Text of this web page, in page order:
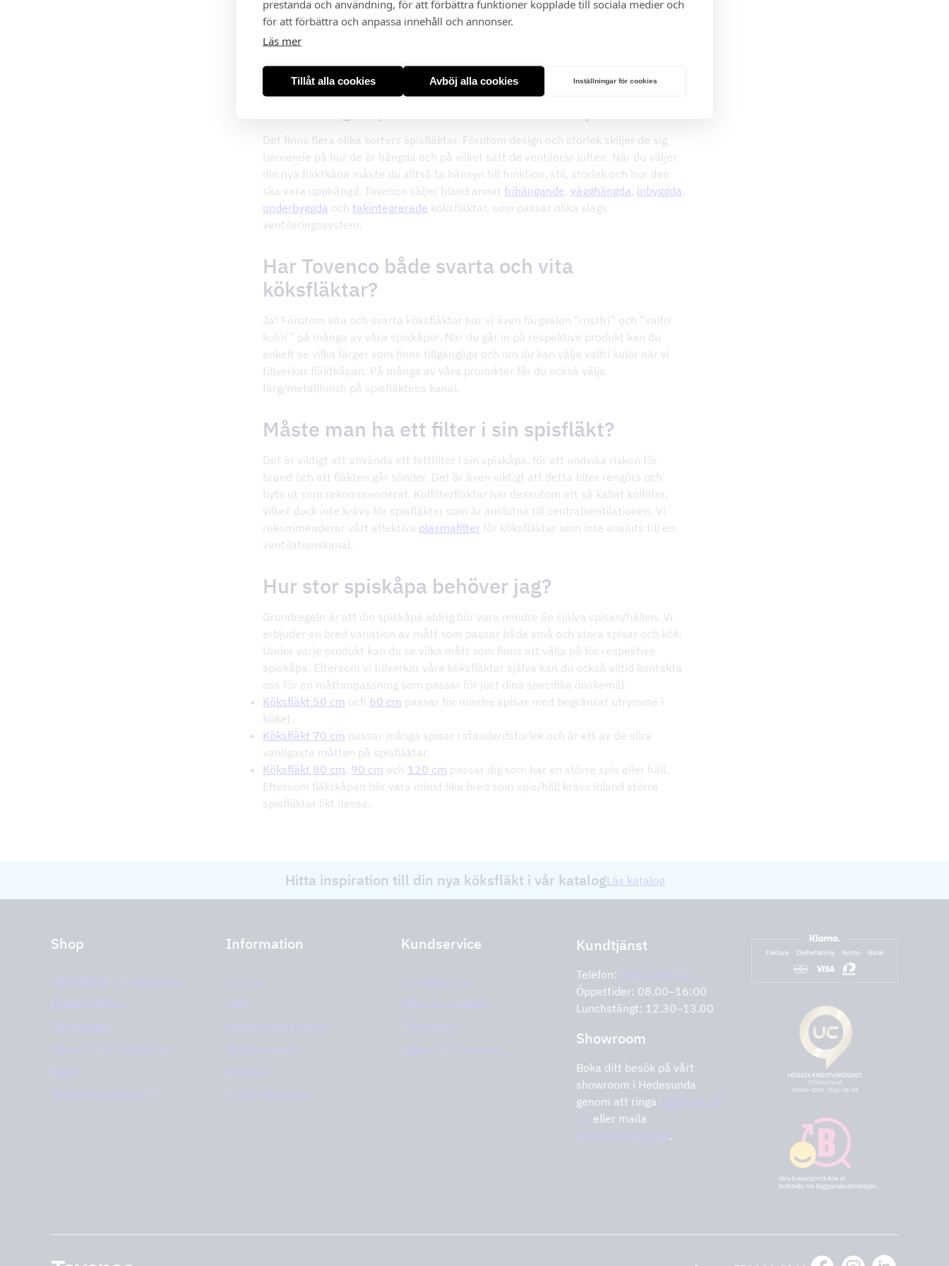
prestanda och användning, för att förbättra funktioner kopplade till sociala medier och
för att förbättra och anpassa innehåll och annonser.
Läs mer
Tillåt alla cookies Avböj alla cookies Inställningar för cookies
1 … 3 4
Det finns flera olika sorters spisfläktar. Förutom design och storlek skiljer de sig
beroende på hur de är hängda och på vilket sätt de ventilerar luften. När du väljer
din nya fläktkåpa måste du alltså ta hänsyn till funktion, stil, storlek och hur den
ska vara upphängd. Tovenco säljer bland annat frihängande, vägghängda , inbyggda ,
underbyggda och takintegrerade köksfläktar, som passar olika slags
ventileringssystem.
Har Tovenco både svarta och vita
köksfläktar?
Ja! Förutom vita och svarta köksfläktar har vi även färgvalen ”rostfri” och ”valfri
kulör” på många av våra spiskåpor. När du går in på respektive produkt kan du
enkelt se vilka färger som finns tillgängliga och om du kan välja valfri kulör när vi
tillverkar fläktkåpan. På många av våra produkter får du också välja
färg/metallfinish på spisfläktens kanal.
Måste man ha ett filter i sin spisfläkt?
Det är viktigt att använda ett fettfilter i sin spiskåpa, för att undvika risken för
brand och att fläkten går sönder. Det är även viktigt att detta filter rengörs och
byts ut som rekommenderat. Kolfilterfläktar har dessutom ett så kallat kolfilter,
vilket dock inte krävs för spisfläktar som är anslutna till centralventilationen. Vi
rekommenderar vårt effektiva plasmafilter för köksfläktar som inte ansluts till en
ventilationskanal.
Hur stor spiskåpa behöver jag?
Grundregeln är att din spiskåpa aldrig bör vara mindre än själva spisen/hällen. Vi
erbjuder en bred variation av mått som passar både små och stora spisar och kök.
Under varje produkt kan du se vilka mått som finns att välja på för respektive
spiskåpa. Eftersom vi tillverkar våra köksfläktar själva kan du också alltid kontakta
oss för en måttanpassning som passar för just dina specifika önskemål.
Köksfläkt 50 cm och 60 cm passar för mindre spisar med begränsat utrymme i
köket.
Köksfläkt 70 cm passar många spisar i standardstorlek och är ett av de allra
vanligaste måtten på spisfläktar.
Köksfläkt 80 cm, 90 cm och 120 cm passar dig som har en större spis eller häll.
Eftersom fläktkåpan bör vara minst lika bred som spis/häll krävs ibland större
spisfläktar likt dessa.
Hitta inspiration till din nya köksfläkt i vår katalogLäs katalog
Shop
Köksfläktar och spiskåpor
Externa fläktar
Plasmafilter
Tillbehör till köksfläktar
Outlet
Storköksprodukter
Information
Om oss
Miljö
Support och service
Återförsäljare
Cookies
Integritetspolicy
Kundservice
Kontakta oss
Retur av produkt
Felanmälan
Support och service
Kundtjänst
Telefon: 0291-107 50
Öppettider: 08.00–16:00
Lunchstängt: 12.30–13.00
Showroom
Boka ditt besök på vårt
showroom i Hedesunda
genom att ringa 0291-47 77
74 eller maila
order@tovenco.se.